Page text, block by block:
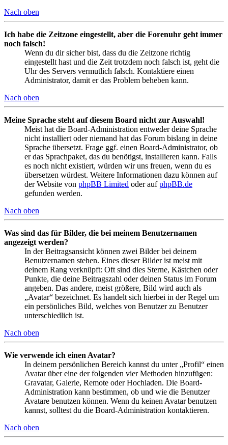
Nach oben
Ich habe die Zeitzone eingestellt, aber die Forenuhr geht immer
noch falsch!
Wenn du dir sicher bist, dass du die Zeitzone richtig
eingestellt hast und die Zeit trotzdem noch falsch ist, geht die
Uhr des Servers vermutlich falsch. Kontaktiere einen
Administrator, damit er das Problem beheben kann.
Nach oben
Meine Sprache steht auf diesem Board nicht zur Auswahl!
Meist hat die Board-Administration entweder deine Sprache
nicht installiert oder niemand hat das Forum bislang in deine
Sprache übersetzt. Frage ggf. einen Board-Administrator, ob
er das Sprachpaket, das du benötigst, installieren kann. Falls
es noch nicht existiert, würden wir uns freuen, wenn du es
übersetzen würdest. Weitere Informationen dazu können auf
der Website von phpBB Limited oder aufphpBB.de
gefunden werden.
Nach oben
Was sind das für Bilder, die bei meinem Benutzernamen
angezeigt werden?
In der Beitragsansicht können zwei Bilder bei deinem
Benutzernamen stehen. Eines dieser Bilder ist meist mit
deinem Rang verknüpft: Oft sind dies Sterne, Kästchen oder
Punkte, die deine Beitragszahl oder deinen Status im Forum
angeben. Das andere, meist größere, Bild wird auch als
„Avatar“ bezeichnet. Es handelt sich hierbei in der Regel um
ein persönliches Bild, welches von Benutzer zu Benutzer
unterschiedlich ist.
Nach oben
Wie verwende ich einen Avatar?
In deinem persönlichen Bereich kannst du unter „Profil“ einen
Avatar über eine der folgenden vier Methoden hinzufügen:
Gravatar, Galerie, Remote oder Hochladen. Die Board-
Administration kann bestimmen, ob und wie die Benutzer
Avatare benutzen können. Wenn du keinen Avatar benutzen
kannst, solltest du die Board-Administration kontaktieren.
Nach oben